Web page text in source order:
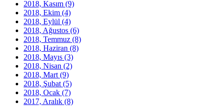
2018, Kasım (9)
2018, Ekim (4)
2018, Eylül (4)
2018, Ağustos (6)
2018, Temmuz (8)
2018, Haziran (8)
2018, Mayıs (3)
2018, Nisan (2)
2018, Mart (9)
2018, Şubat (5)
2018, Ocak (7)
2017, Aralık (8)